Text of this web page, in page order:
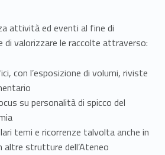
attività ed eventi al fine di
di valorizzare le raccolte attraverso:
con l’esposizione di volumi, riviste
su personalità di spicco del
temi e ricorrenze talvolta anche in
altre strutture dell’Ateneo